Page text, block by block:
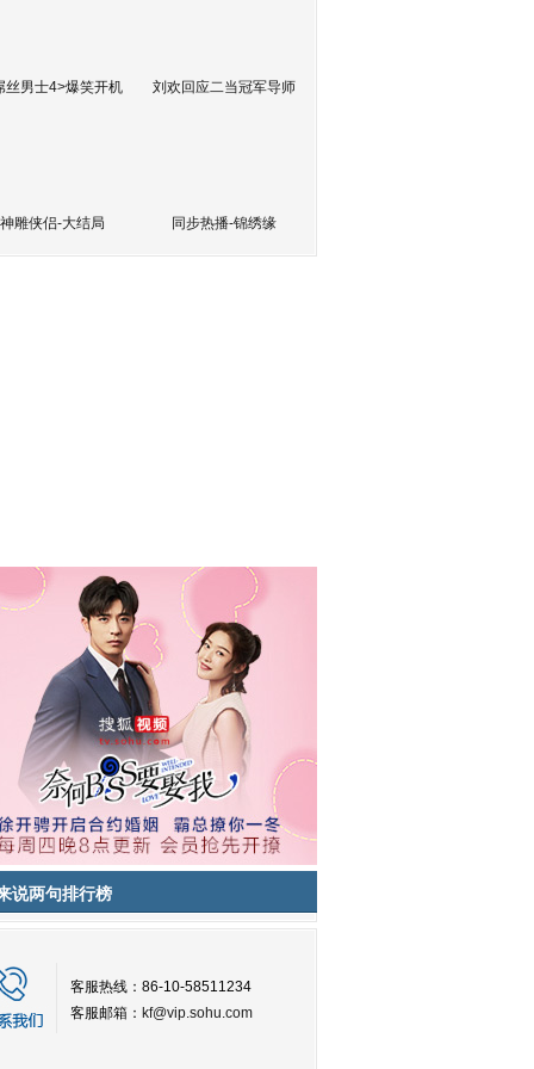
丝男士4>爆笑开机 刘欢回应二当冠军导师
神雕侠侣-大结局 同步热播-锦绣缘
说两句排行榜
客服热线：86-10-58511234
客服邮箱： kf@vip.sohu.com